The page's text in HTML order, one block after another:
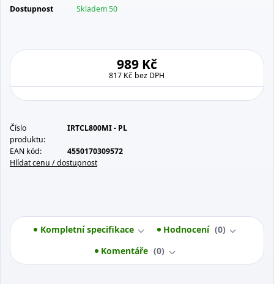
Dostupnost Skladem 50
989 Kč
817 Kč bez DPH
Číslo
produktu:
IRTCL800MI - PL
EAN kód:
4550170309572
Hlídat cenu / dostupnost
Kompletní specifikace Hodnocení
0
Komentáře
0